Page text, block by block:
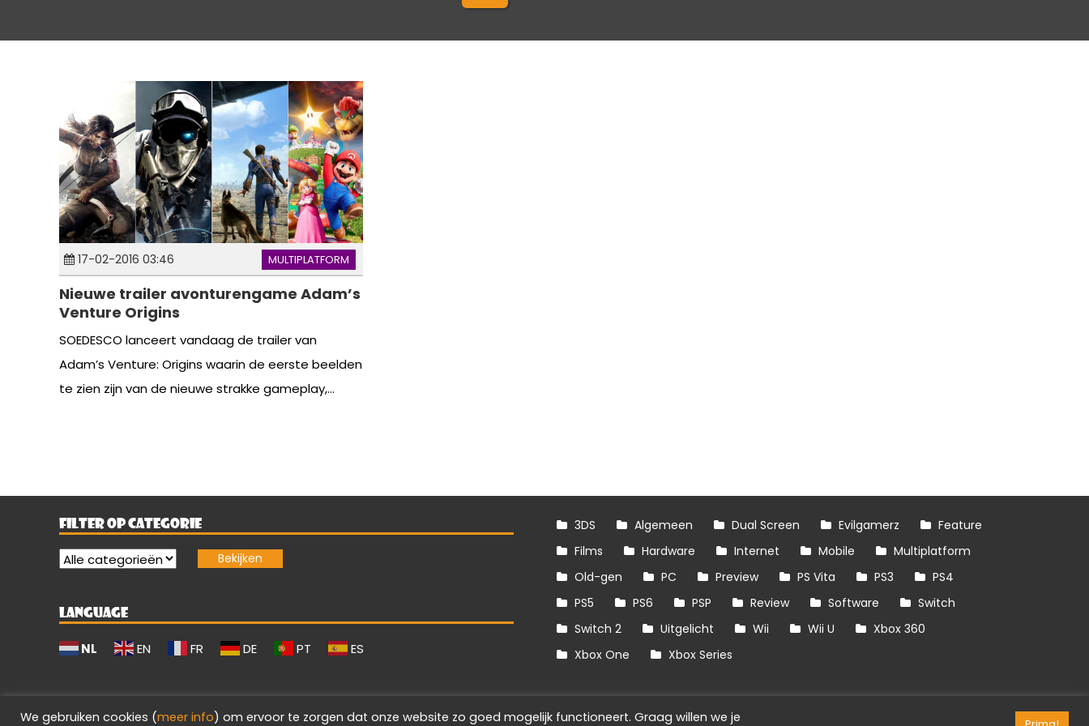
17-02-2016 03:46 MULTIPLATFORM
Nieuwe trailer avonturengame Adam’s
Venture Origins
SOEDESCO lanceert vandaag de trailer van
Adam’s Venture: Origins waarin de eerste beelden
te zien zijn van de nieuwe strakke gameplay,...
FILTER OP CATEGORIE
LANGUAGE
NL EN FR DE PT ES
3DS Algemeen Dual Screen Evilgamerz
Feature
Films
Hardware Internet Mobile
Multiplatform
Old-gen
PC Preview PS Vita PS3
PS4
PS5
PS6 PSP Review Software
Switch
Switch 2
Uitgelicht Wii Wii U
Xbox 360
Xbox One
Xbox Series
We gebruiken cookies (meer info) om ervoor te zorgen dat onze website zo goed mogelijk functioneert. Graag willen we je